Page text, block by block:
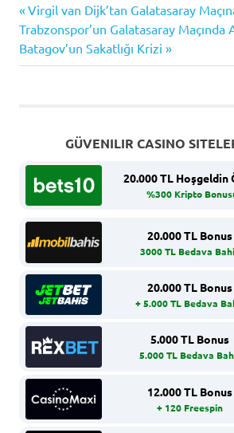
Yazı
gezinmesi
Previous
Post:
Virgil van Dijk’tan Galatasaray
Next
Post:
Trabzonspor’un Galatasaray Maçında
Batagov’un Sakatlığı Krizi
GÜVENILIR CASINO
20.000 TL Hoşgeldin
%300 Kripto
20.000 TL Bonus
3000 TL Bedava
20.000 TL Bonus
+ 5.000 TL Bedava
5.000 TL Bonus
5.000 TL Bedava
12.000 TL Bonus
+ 120 Freespin